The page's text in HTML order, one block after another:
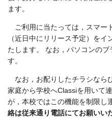
ます。
ご利用に当たっては，スマー
（近日中にリリース予定）を
たします。 なお，パソコンの
す。
なお，お配りしたチラシなら
家庭から学校へClassiを用いて
が，本校ではこの機能を制限し
絡は従来通り電話にてお願いい